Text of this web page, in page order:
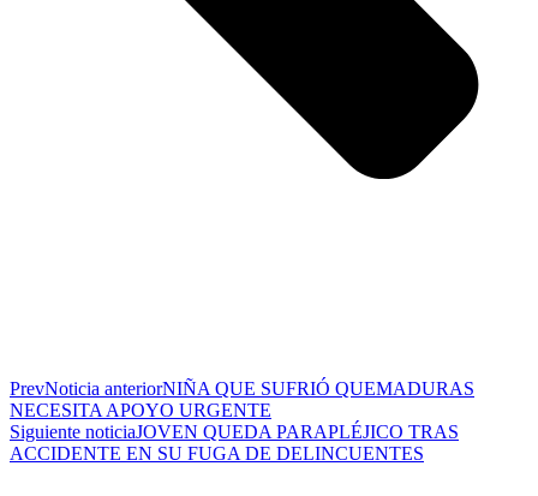
PrevNoticia anteriorNIÑA QUE SUFRIÓ QUEMADURAS
NECESITA APOYO URGENTE
Siguiente noticiaJOVEN QUEDA PARAPLÉJICO TRAS
ACCIDENTE EN SU FUGA DE DELINCUENTES